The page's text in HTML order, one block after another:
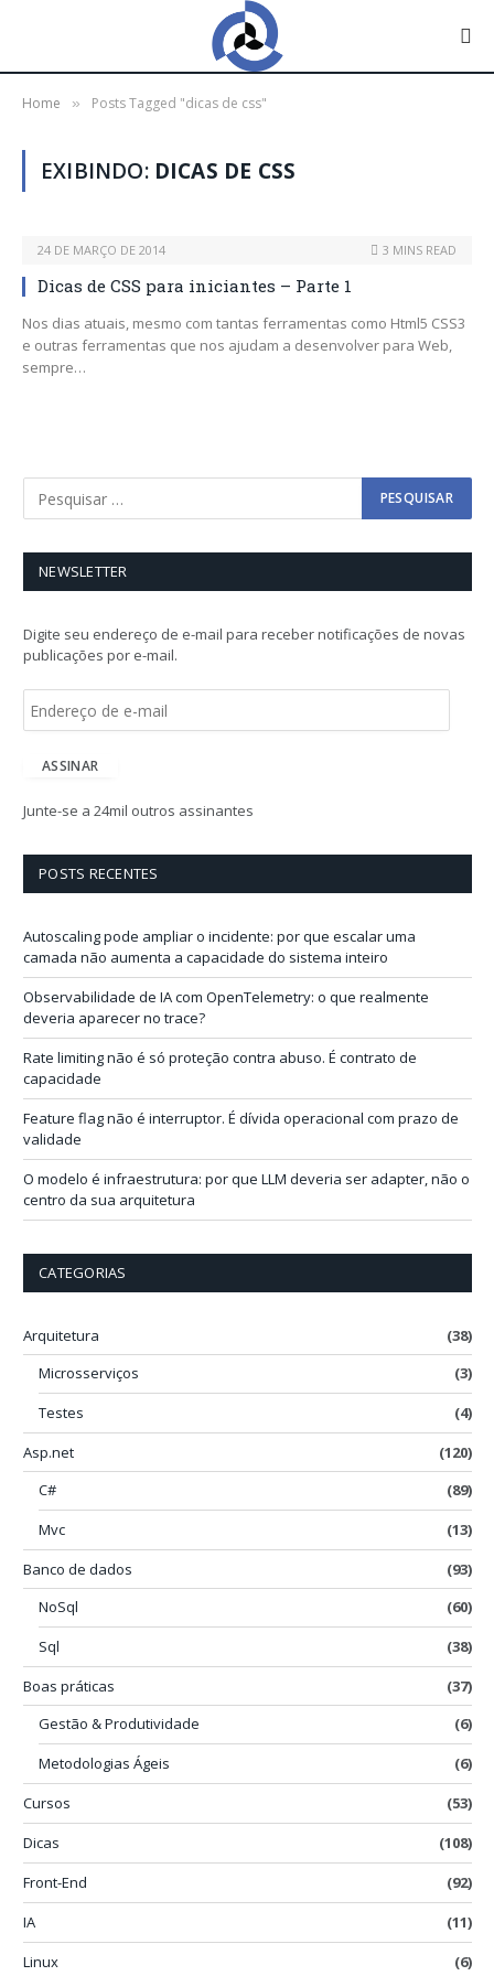
Home » Posts Tagged "dicas de css"
EXIBINDO: DICAS DE CSS
24 DE MARÇO DE 2014 3 MINS READ
Dicas de CSS para iniciantes – Parte 1
Nos dias atuais, mesmo com tantas ferramentas como Html5 CSS3
e outras ferramentas que nos ajudam a desenvolver para Web,
sempre…
NEWSLETTER
Digite seu endereço de e-mail para receber notificações de novas
publicações por e-mail.
e
ç
i
l
ASSINAR
Junte-se a 24mil outros assinantes
POSTS RECENTES
Autoscaling pode ampliar o incidente: por que escalar uma
camada não aumenta a capacidade do sistema inteiro
Observabilidade de IA com OpenTelemetry: o que realmente
deveria aparecer no trace?
Rate limiting não é só proteção contra abuso. É contrato de
capacidade
Feature flag não é interruptor. É dívida operacional com prazo de
validade
O modelo é infraestrutura: por que LLM deveria ser adapter, não o
centro da sua arquitetura
CATEGORIAS
Arquitetura
(38)
Microsserviços
(3)
Testes
(4)
Asp.net
(120)
C#
(89)
Mvc
(13)
Banco de dados
(93)
NoSql
(60)
Sql
(38)
Boas práticas
(37)
Gestão & Produtividade
(6)
Metodologias Ágeis
(6)
Cursos
(53)
Dicas
(108)
Front-End
(92)
IA
(11)
Linux
(6)